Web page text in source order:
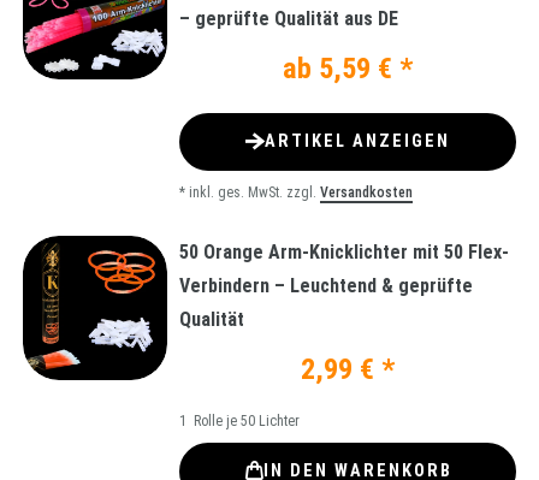
– geprüfte Qualität aus DE
ab 5,59 € *
ARTIKEL ANZEIGEN
* inkl. ges. MwSt. zzgl. Versandkosten
50 Orange Arm-Knicklichter mit 50 Flex-
Verbindern – Leuchtend & geprüfte
Qualität
2,99 € *
1 Rolle je 50 Lichter
IN DEN WARENKORB